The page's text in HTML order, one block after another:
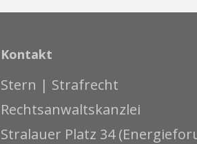
Kontakt
Stern | Strafrecht
Rechtsanwaltskanzlei
Stralauer Platz 34